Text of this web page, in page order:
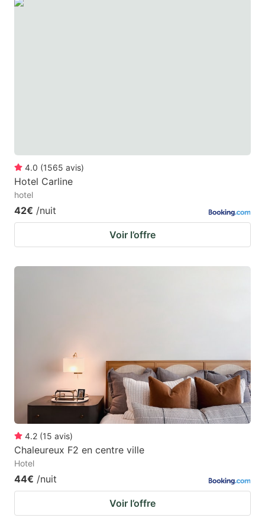
4.0 (1565 avis)
Hotel Carline
hotel
42€ /nuit
Voir l’offre
4.2 (15 avis)
Chaleureux F2 en centre ville
Hotel
44€ /nuit
Voir l’offre